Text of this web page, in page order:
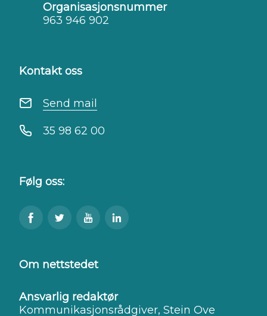
Organisasjonsnummer
963 946 902
Kontakt oss
Send mail
35 98 62 00
Følg oss:
Besøk
Facebook
Følg
Twitter
Se
Youtube
Kragerø
Om nettstedet
Ansvarlig redaktør
Kommunikasjonsrådgiver, Stein Ove